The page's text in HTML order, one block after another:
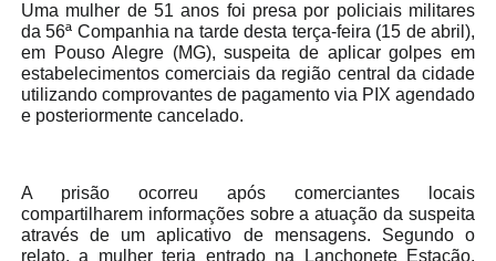
Uma mulher de 51 anos foi presa por policiais militares
da 56ª Companhia na tarde desta terça-feira (15 de abril),
em Pouso Alegre (MG), suspeita de aplicar golpes em
estabelecimentos comerciais da região central da cidade
utilizando comprovantes de pagamento via PIX agendado
e posteriormente cancelado.
A prisão ocorreu após comerciantes locais
compartilharem informações sobre a atuação da suspeita
através de um aplicativo de mensagens. Segundo o
relato, a mulher teria entrado na Lanchonete Estação,